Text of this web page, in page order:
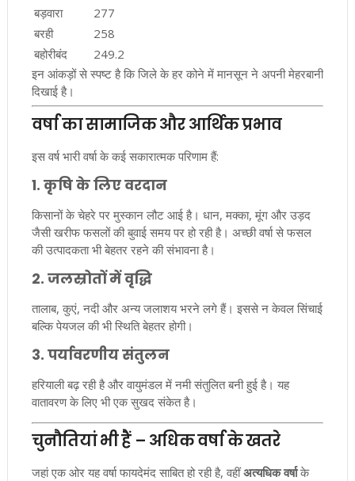
बड़वारा
277
बरही
258
बहोरीबंद
249.2
इन आंकड़ों से स्पष्ट है कि जिले के हर कोने में मानसून ने अपनी मेहरबानी
दिखाई है।
वर्षा का सामाजिक और आर्थिक प्रभाव
इस वर्ष भारी वर्षा के कई सकारात्मक परिणाम हैं:
1. कृषि के लिए वरदान
किसानों के चेहरे पर मुस्कान लौट आई है। धान, मक्का, मूंग और उड़द
जैसी खरीफ फसलों की बुवाई समय पर हो रही है। अच्छी वर्षा से फसल
की उत्पादकता भी बेहतर रहने की संभावना है।
2. जलस्रोतों में वृद्धि
तालाब, कुएं, नदी और अन्य जलाशय भरने लगे हैं। इससे न केवल सिंचाई
बल्कि पेयजल की भी स्थिति बेहतर होगी।
3. पर्यावरणीय संतुलन
हरियाली बढ़ रही है और वायुमंडल में नमी संतुलित बनी हुई है। यह
वातावरण के लिए भी एक सुखद संकेत है।
चुनौतियां भी हैं – अधिक वर्षा के खतरे
जहां एक ओर यह वर्षा फायदेमंद साबित हो रही है, वहींअत्यधिक वर्षाके